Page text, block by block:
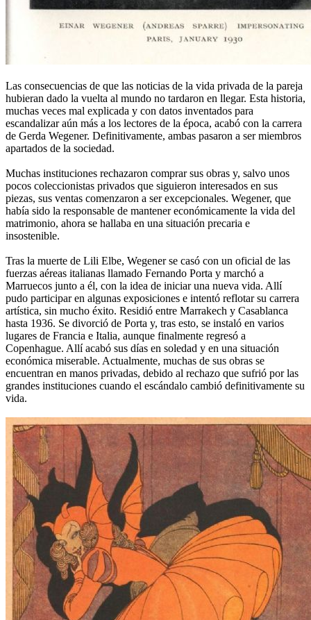
Las consecuencias de que las noticias de la vida privada de la pareja
hubieran dado la vuelta al mundo no tardaron en llegar. Esta historia,
muchas veces mal explicada y con datos inventados para
escandalizar aún más a los lectores de la época, acabó con la carrera
de Gerda Wegener. Definitivamente, ambas pasaron a ser miembros
apartados de la sociedad.
Muchas instituciones rechazaron comprar sus obras y, salvo unos
pocos coleccionistas privados que siguieron interesados en sus
piezas, sus ventas comenzaron a ser excepcionales. Wegener, que
había sido la responsable de mantener económicamente la vida del
matrimonio, ahora se hallaba en una situación precaria e
insostenible.
Tras la muerte de Lili Elbe, Wegener se casó con un oficial de las
fuerzas aéreas italianas llamado Fernando Porta y marchó a
Marruecos junto a él, con la idea de iniciar una nueva vida. Allí
pudo participar en algunas exposiciones e intentó reflotar su carrera
artística, sin mucho éxito. Residió entre Marrakech y Casablanca
hasta 1936. Se divorció de Porta y, tras esto, se instaló en varios
lugares de Francia e Italia, aunque finalmente regresó a
Copenhague. Allí acabó sus días en soledad y en una situación
económica miserable. Actualmente, muchas de sus obras se
encuentran en manos privadas, debido al rechazo que sufrió por las
grandes instituciones cuando el escándalo cambió definitivamente su
vida.